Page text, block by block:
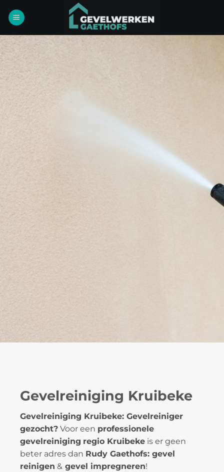
naar
Gevelreiniging Kruibeke
Gevelreiniging Kruibeke: Gevelreiniger
gezocht? Voor een professionele
gevelreiniging regio Kruibeke is er geen
beter adres dan Rudy Gaethofs: gevel
reinigen & gevel impregneren!